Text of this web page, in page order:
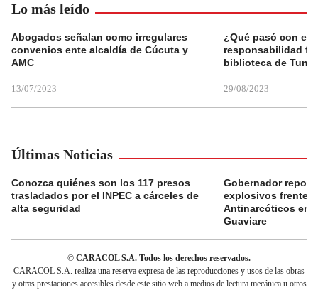
Lo más leído
Abogados señalan como irregulares
convenios ente alcaldía de Cúcuta y
AMC
13/07/2023
¿Qué pasó con el
responsabilidad
biblioteca de
29/08/2023
Últimas Noticias
Conozca quiénes son los 117 presos
trasladados por el INPEC a cárceles de
alta seguridad
Gobernador
explosivos frente a
Antinarcóticos en
Guaviare
© CARACOL S.A. Todos los derechos reservados.
CARACOL S.A. realiza una reserva expresa de las reproducciones y usos de las obras
y otras prestaciones accesibles desde este sitio web a medios de lectura mecánica u otros